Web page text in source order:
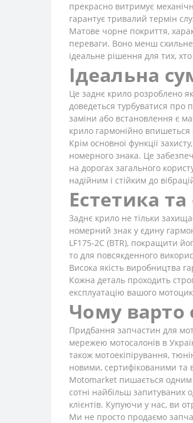
прекрасно витримує
гарантує тривалий термін
Матове чорне покриття,
переваги. Воно менш
ідеальне рішення для тих, хто
Ідеальна
Це заднє крило розроблено
доведеться турбуватися про
заміни або встановлення є
крило гармонійно
Крім основної функції
номерного знака. Це
на дорогах загального
надійним і стійким до
Естетика
Заднє крило не тільки
номерний знак у єдину
LF175-2С (BTR), покращити
то для повсякденного
Висока якість виробництва
Кожна деталь проходить
експлуатацію вашого
Чому варто
Придбання запчастин для
мережею мотосалонів в
також мотоекіпірування,
новими, сертифікованими та
Motomarket пишається одним
сотні найбільш запитуваних
клієнтів. Купуючи у нас, ви
Ми не просто продаємо